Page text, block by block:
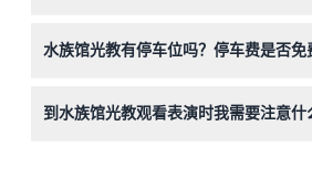
舒适的鞋子以便在水族馆内行走。
水族馆光教有停车位吗？停车费是否免
停车位的问题。
到水族馆光教观看表演时我需要注意什